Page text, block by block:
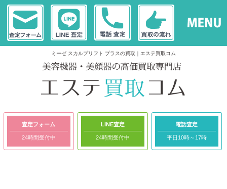
ミーゼ スカルプリフト プラスの買取｜エステ買取コム
査定フォーム
24時間受付中
LINE査定
24時間受付中
電話査定
平日10時～17時